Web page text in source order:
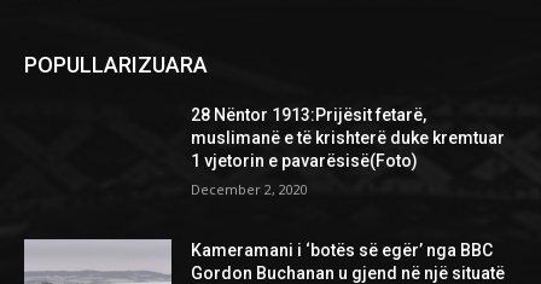
POPULLARIZUARA
28 Nëntor 1913:Prijësit fetarë,
muslimanë e të krishterë duke kremtuar
1 vjetorin e pavarësisë(Foto)
December 2, 2020
Kameramani i ‘botës së egër’ nga BBC
Gordon Buchanan u gjend në një situatë